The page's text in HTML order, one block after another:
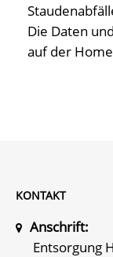
Die Daten
auf der
KONTAKT
Anschrift:
Entsorgung